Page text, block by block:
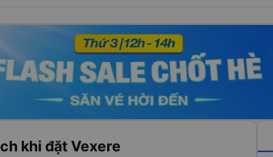
khi đặt Vexere